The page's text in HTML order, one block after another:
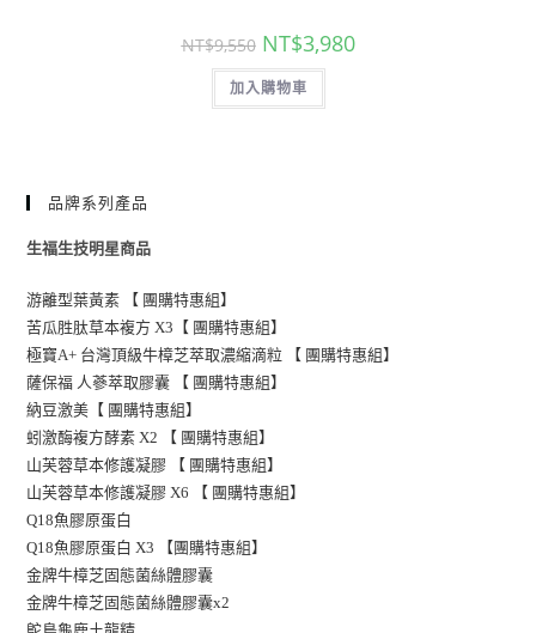
NT$9,550 NT$3,980
加入購物車
品牌系列產品
生福生技明星商品
游離型葉黃素 【 團購特惠組】
苦瓜胜肽草本複方 X3【 團購特惠組】
極寶A+ 台灣頂級牛樟芝萃取濃縮滴粒 【 團購特惠組】
薩保福 人蔘萃取膠囊 【 團購特惠組】
納豆激美【 團購特惠組】
蚓激酶複方酵素 X2 【 團購特惠組】
山芙蓉草本修護凝膠 【 團購特惠組】
山芙蓉草本修護凝膠 X6 【 團購特惠組】
Q18魚膠原蛋白
Q18魚膠原蛋白 X3 【團購特惠組】
金牌牛樟芝固態菌絲體膠囊
金牌牛樟芝固態菌絲體膠囊x2